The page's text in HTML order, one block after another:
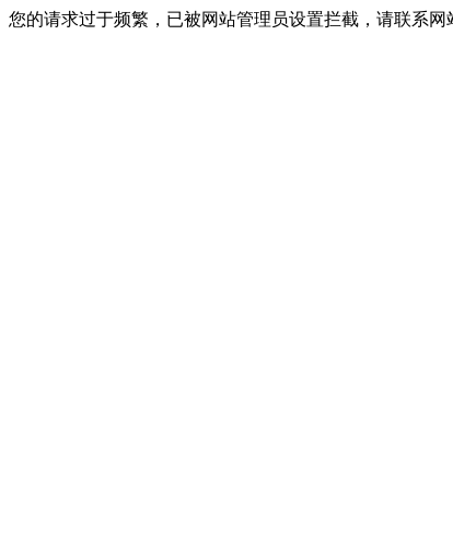
您的请求过于频繁，已被网站管理员设置拦截，请联系网